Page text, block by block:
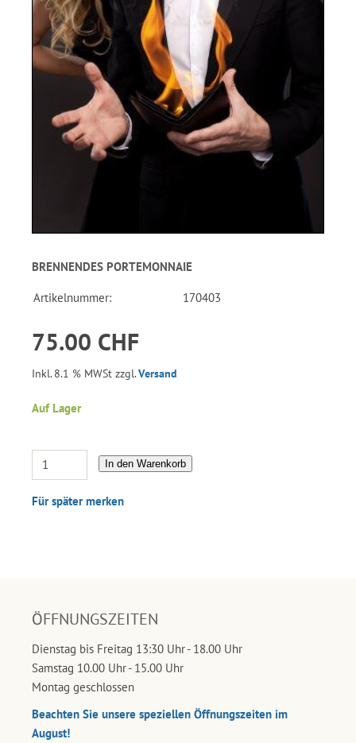
BRENNENDES PORTEMONNAIE
Artikelnummer: 170403
75.00 CHF
Inkl. 8.1 % MWSt zzgl.Versand
Auf Lager
In den Warenkorb
Für später merken
ÖFFNUNGSZEITEN
Dienstag bis Freitag 13:30 Uhr - 18.00 Uhr
Samstag 10.00 Uhr - 15.00 Uhr
Montag geschlossen
Beachten Sie unsere speziellen Öffnungszeiten im
August!